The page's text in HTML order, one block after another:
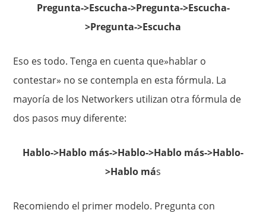
Pregunta->Escucha->Pregunta->Escucha-
>Pregunta->Escucha
Eso es todo. Tenga en cuenta que»hablar o
contestar» no se contempla en esta fórmula. La
mayoría de los Networkers utilizan otra fórmula de
dos pasos muy diferente:
Hablo->Hablo más->Hablo->Hablo más->Hablo-
>Hablo más
Recomiendo el primer modelo. Pregunta con